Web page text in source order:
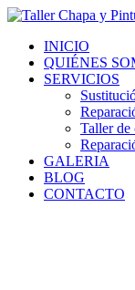
Ir
contenidoINICIO
QUIÉNES
SERVICIOS
Taller de
GALERIA
BLOG
CONTACTO